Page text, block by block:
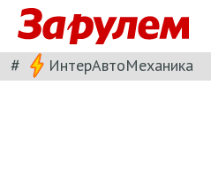
# ИнтерАвтоМеханика